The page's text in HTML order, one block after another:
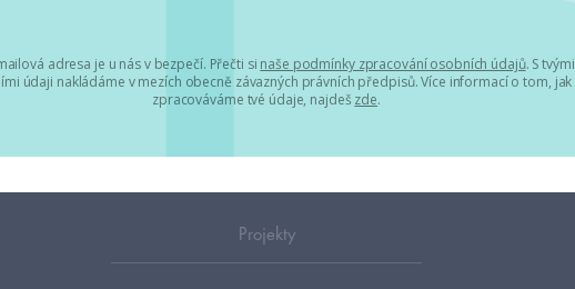
adresa je u nás v bezpečí. Přečti si naše podmínky zpracování osobních údajů. S tvými
údaji nakládáme v mezích obecně závazných právních předpisů. Více informací o tom, jak
zpracováváme tvé údaje, najdeš zde.
Projekty